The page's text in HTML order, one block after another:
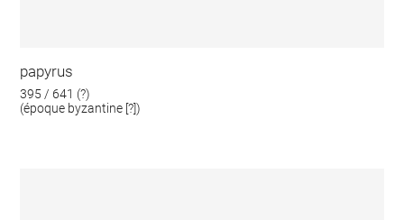
papyrus
395 / 641 (?)
(époque byzantine [?])